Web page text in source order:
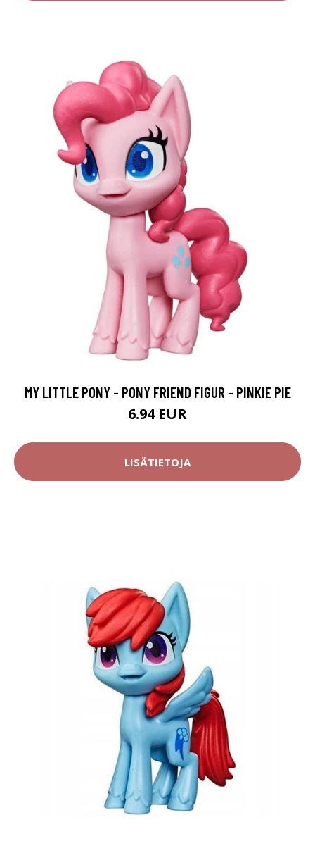
MY LITTLE PONY - PONY FRIEND FIGUR - PINKIE PIE
6.94 EUR
LISÄTIETOJA